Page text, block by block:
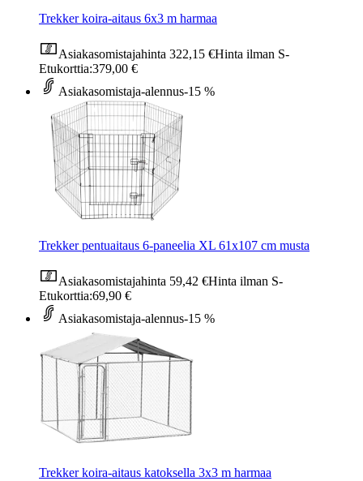
Trekker koira-aitaus 6x3 m harmaa
Asiakasomistajahinta 322,15 €Hinta ilman S-
Etukorttia:379,00 €
Asiakasomistaja-alennus-15 %
Trekker pentuaitaus 6-paneelia XL 61x107 cm musta
Asiakasomistajahinta 59,42 €Hinta ilman S-
Etukorttia:69,90 €
Asiakasomistaja-alennus-15 %
Trekker koira-aitaus katoksella 3x3 m harmaa